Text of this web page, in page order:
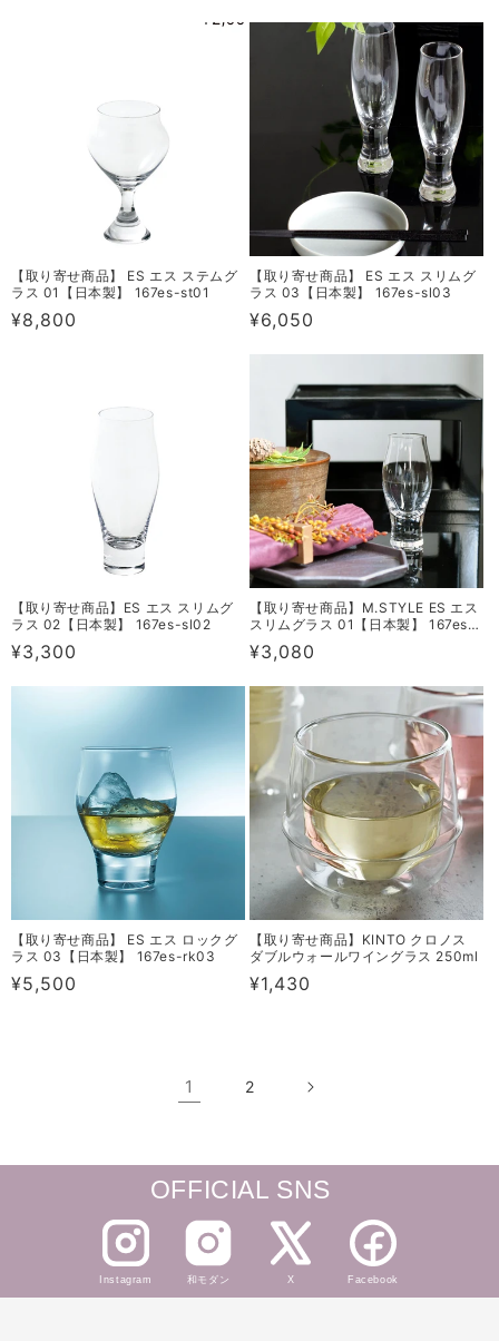
【取り寄せ商品】 ES エス ステムグ
ラス 01【日本製】 167es-st01
通
¥8,800
【取り寄せ商品】 ES エス スリムグ
ラス 03【日本製】 167es-sl03
通
¥6,050
【取り寄せ商品】ES エス スリムグ
ラス 02【日本製】 167es-sl02
通
¥3,300
【取り寄せ商品】M.STYLE ES エス
スリムグラス 01【日本製】 167es-
通
格
¥3,080
【取り寄せ商品】 ES エス ロックグ
ラス 03【日本製】 167es-rk03
通
¥5,500
【取り寄せ商品】KINTO クロノス
ダブルウォールワイングラス 250ml
通
¥1,430
1 2
OFFICIAL SNS
Instagram 和モダン X Facebook